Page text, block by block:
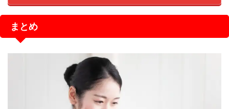
まとめ